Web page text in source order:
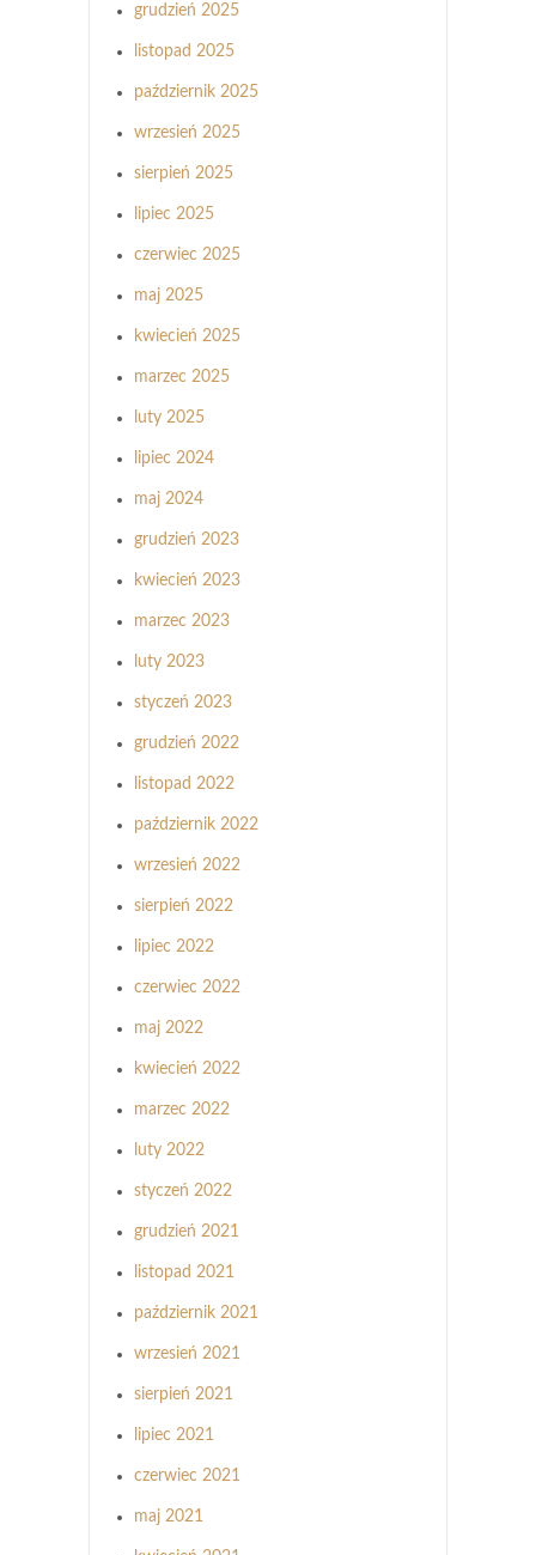
grudzień 2025
listopad 2025
październik 2025
wrzesień 2025
sierpień 2025
lipiec 2025
czerwiec 2025
maj 2025
kwiecień 2025
marzec 2025
luty 2025
lipiec 2024
maj 2024
grudzień 2023
kwiecień 2023
marzec 2023
luty 2023
styczeń 2023
grudzień 2022
listopad 2022
październik 2022
wrzesień 2022
sierpień 2022
lipiec 2022
czerwiec 2022
maj 2022
kwiecień 2022
marzec 2022
luty 2022
styczeń 2022
grudzień 2021
listopad 2021
październik 2021
wrzesień 2021
sierpień 2021
lipiec 2021
czerwiec 2021
maj 2021